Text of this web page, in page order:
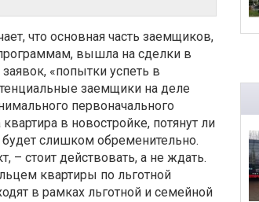
что основная часть заемщиков,
вышла на сделки в
«попытки успеть в
заемщики на деле
первоначального
в новостройке, потянут ли
слишком обременительно.
– стоит действовать, а не ждать.
квартиры по льготной
в рамках льготной и семейной